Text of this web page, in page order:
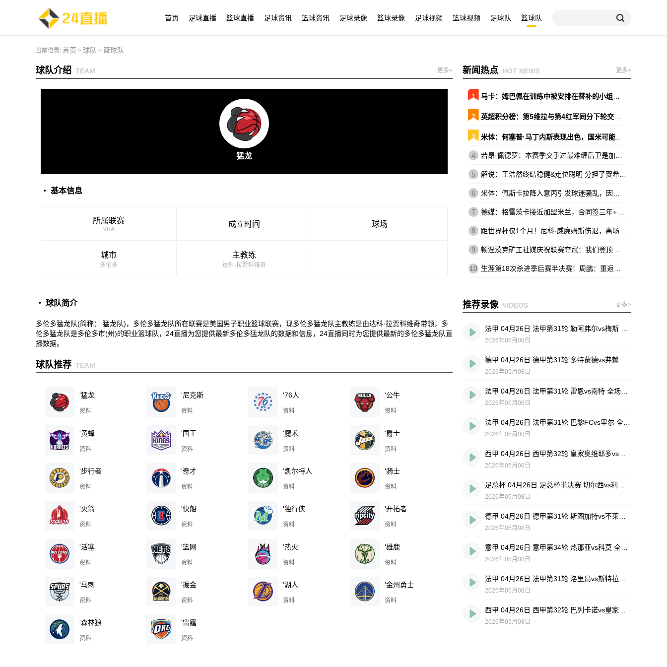
首页 足球直播 篮球直播 足球资讯 篮球资讯 足球录像 篮球录像 足球视频 篮球视频 足球队 篮球队
当前位置: 首页 > 球队 > 篮球队
球队介绍 TEAM 更多>
猛龙
・ 基本信息
所属联赛
NBA
成立时间 球场
城市
多伦多
主教练
达科·拉贾科维奇
・ 球队简介
多伦多猛龙队(简称： 猛龙队)，多伦多猛龙队所在联赛是美国男子职业篮球联赛，现多伦多猛龙队主教练是由达科·拉贾科维奇带领，多
伦多猛龙队是多伦多市(州)的职业篮球队，24直播为您提供最新多伦多猛龙队的数据和信息，24直播同时为您提供最新的多伦多猛龙队直
播数据。
球队推荐 TEAM
'猛龙
资料
'尼克斯
资料
'76人
资料
'公牛
资料
'黄蜂
资料
'国王
资料
'魔术
资料
'爵士
资料
'步行者
资料
'奇才
资料
'凯尔特人
资料
'骑士
资料
'火箭
资料
'快船
资料
'独行侠
资料
'开拓者
资料
'活塞
资料
'篮网
资料
'热火
资料
'雄鹿
资料
'马刺
资料
'掘金
资料
'湖人
资料
'金州勇士
资料
'森林狼
资料
'雷霆
资料
新闻热点 HOT NEWS 更多>
1 马卡：姆巴佩在训练中被安排在替补的小组，原本会以替补出战巴萨
2 英超积分榜：第5维拉与第4红军同分下轮交锋 森林暂领先降级区7分
3 米体：何塞普·马丁内斯表现出色，国米可能放弃引进维卡里奥
4 若昂·佩德罗：本赛季交手过最难缠后卫是加布，他的速度让我惊讶
5 解说：王浩然终结稳健&走位聪明 分担了贺希宁和史密斯的进攻压力
6 米体：佩斯卡拉降入意丙引发球迷骚乱，因西涅落泪、被球迷嘘
7 德媒：格雷茨卡接近加盟米兰，合同签三年+基础年薪500万欧
8 距世界杯仅1个月！尼科·威廉姆斯伤退，离场时不断说：这不可能
9 顿涅茨克矿工社媒庆祝联赛夺冠：我们登顶王座，实至名归
10 生涯第18次杀进季后赛半决赛！周鹏：重返四强 跟球队一起拼到底
推荐录像 VIDEOS 更多>
2026年05月08日
2026年05月08日
2026年05月08日
2026年05月08日
2026年05月08日
2026年05月08日
2026年05月08日
2026年05月08日
2026年05月08日
2026年05月08日